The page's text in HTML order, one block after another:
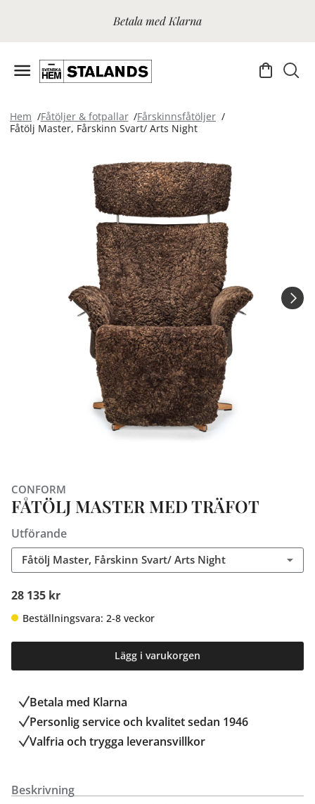
Betala med Klarna
Hem Fåtöljer & fotpallar
Fårskinnsfåtöljer
Fåtölj Master, Fårskinn Svart/ Arts Night
CONFORM
FÅTÖLJ MASTER MED TRÄFOT
Utförande
Fåtölj Master, Fårskinn Svart/ Arts Night
28 135 kr
Beställningsvara: 2-8 veckor
Lägg i varukorgen
Betala med Klarna
Personlig service och kvalitet sedan 1946
Valfria och trygga leveransvillkor
Beskrivning